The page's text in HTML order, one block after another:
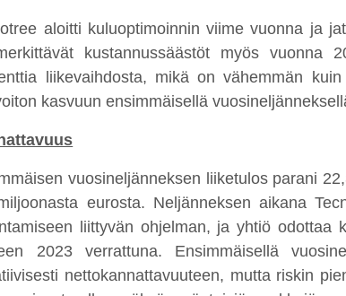
aloitti kuluoptimoinnin viime vuonna ja
kustannussäästöt myös vuonna
liikevaihdosta, mikä on vähemmän
kasvuun ensimmäisellä
vuosineljänneksen liiketulos parani
eurosta. Neljänneksen aikana
liittyvän ohjelman, ja yhtiö odottaa
2023 verrattuna. Ensimmäisellä
nettokannattavuuteen, mutta riskin